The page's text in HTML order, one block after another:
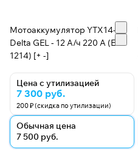
Мотоаккумулятор YTX14-BS
Delta GEL - 12 А/ч 220 А (EPS
1214) [+ -]
Цена с утилизацией
7 300 руб.
200 ₽ (скидка по утилизации)
Обычная цена
7 500 руб.